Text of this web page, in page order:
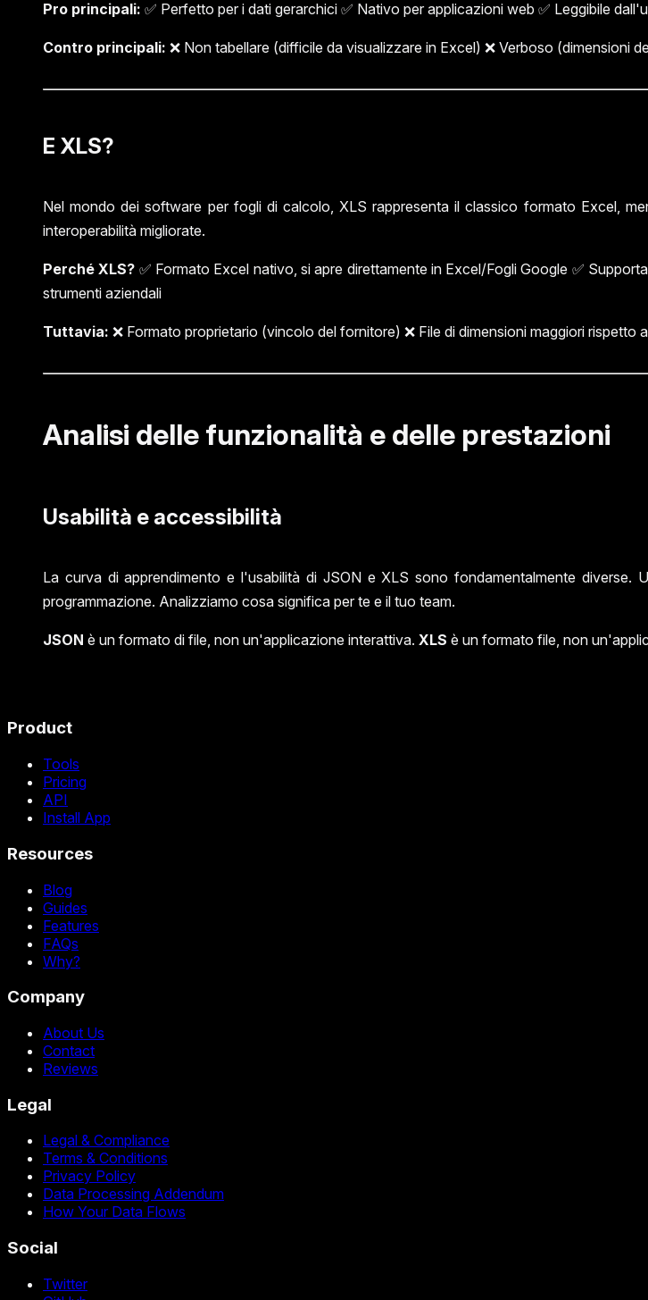
Pro principali: ✅ Perfetto per i dati gerarchici ✅ Nativo per applicazioni web ✅ Leggibile
Contro principali: ❌ Non tabellare (difficile da visualizzare in Excel) ❌ Verboso (dimensioni
E XLS?
Nel mondo dei software per fogli di calcolo, XLS rappresenta il classico formato Excel,
interoperabilità migliorate.
Perché XLS? ✅ Formato Excel nativo, si apre direttamente in Excel/Fogli Google ✅
strumenti aziendali
Tuttavia: ❌ Formato proprietario (vincolo del fornitore) ❌ File di dimensioni maggiori
Analisi delle funzionalità e delle prestazioni
Usabilità e accessibilità
La curva di apprendimento e l'usabilità di JSON e XLS sono fondamentalmente
programmazione. Analizziamo cosa significa per te e il tuo team.
JSON è un formato di file, non un'applicazione interattiva. XLS è un formato file, non
Product
Tools
Pricing
API
Install App
Resources
Blog
Guides
Features
FAQs
Why?
Company
About Us
Contact
Reviews
Legal
Legal & Compliance
Terms & Conditions
Privacy Policy
Data Processing Addendum
How Your Data Flows
Social
Twitter